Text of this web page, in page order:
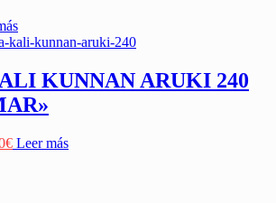
KUNNAN ARUKI 240
€ElLeer más